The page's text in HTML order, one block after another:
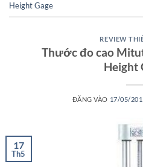
Height Gage
REVIEW
Thước đo cao
Height
ĐĂNG VÀO 17/05/
17
Th5